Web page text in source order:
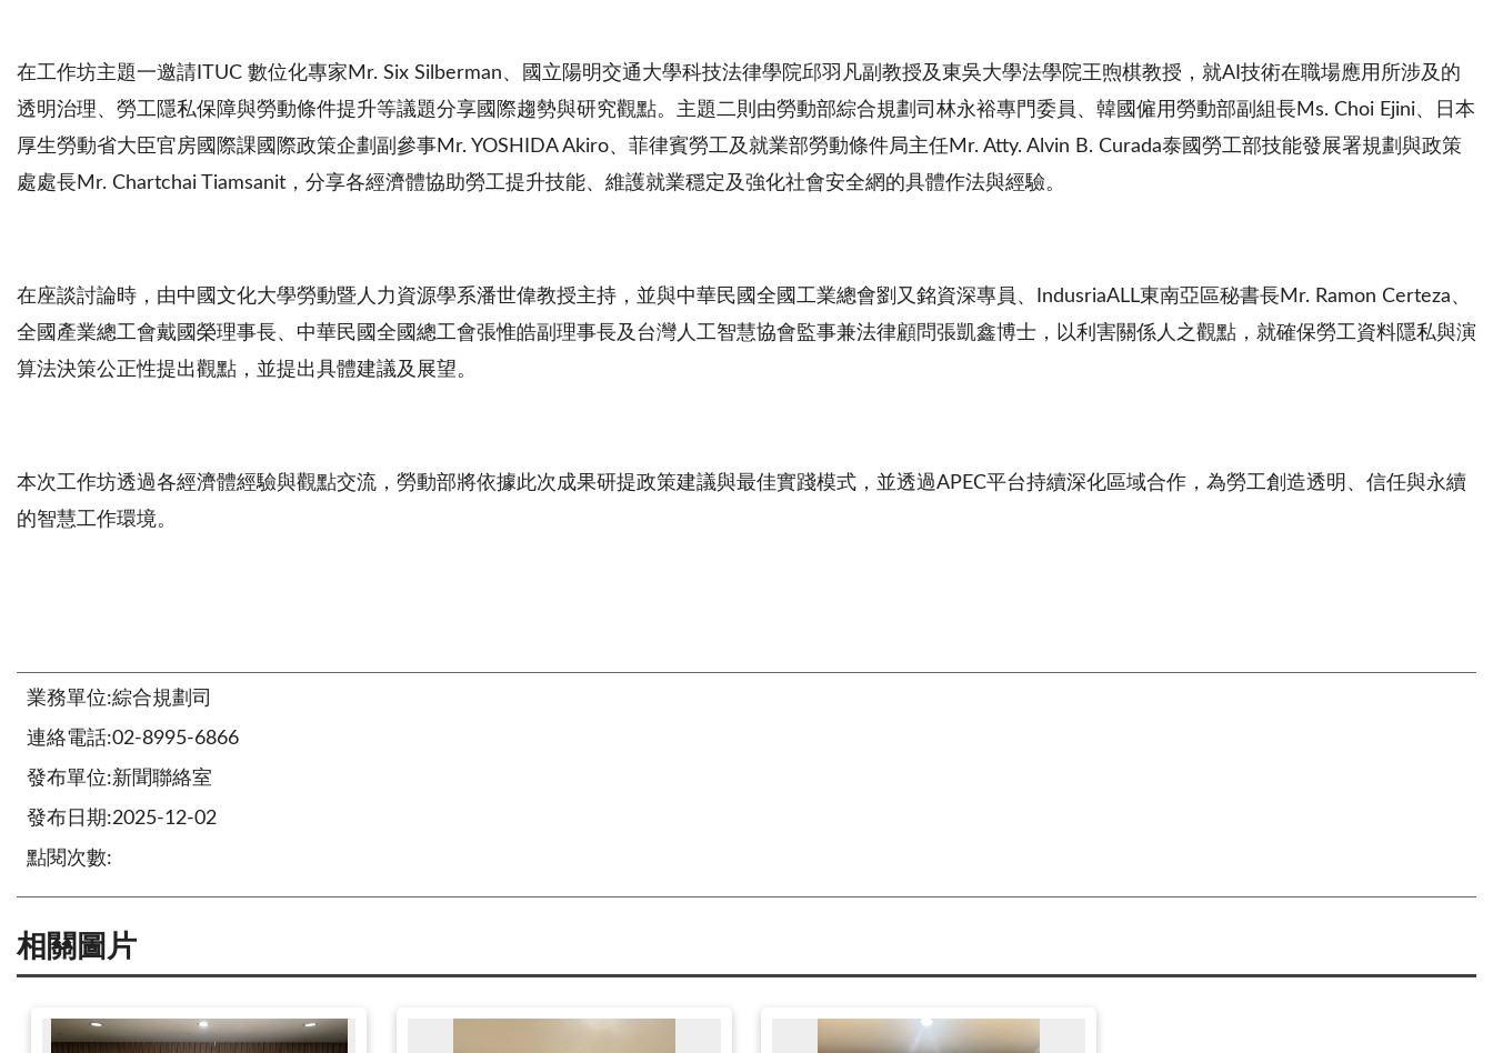
在工作坊主題一邀請ITUC 數位化專家Mr. Six Silberman、國立陽明交通大學科技法律學院邱羽凡副教授及東吳大學法學院王煦棋教授，就AI技術在職場應用所涉及的
透明治理、勞工隱私保障與勞動條件提升等議題分享國際趨勢與研究觀點。主題二則由勞動部綜合規劃司林永裕專門委員、韓國僱用勞動部副組長Ms. Choi Ejini、日本
厚生勞動省大臣官房國際課國際政策企劃副參事Mr. YOSHIDA Akiro、菲律賓勞工及就業部勞動條件局主任Mr. Atty. Alvin B. Curada泰國勞工部技能發展署規劃與政策
處處長Mr. Chartchai Tiamsanit，分享各經濟體協助勞工提升技能、維護就業穩定及強化社會安全網的具體作法與經驗。
在座談討論時，由中國文化大學勞動暨人力資源學系潘世偉教授主持，並與中華民國全國工業總會劉又銘資深專員、IndusriaALL東南亞區秘書長Mr. Ramon Certeza、
全國產業總工會戴國榮理事長、中華民國全國總工會張惟皓副理事長及台灣人工智慧協會監事兼法律顧問張凱鑫博士，以利害關係人之觀點，就確保勞工資料隱私與演
算法決策公正性提出觀點，並提出具體建議及展望。
本次工作坊透過各經濟體經驗與觀點交流，勞動部將依據此次成果研提政策建議與最佳實踐模式，並透過APEC平台持續深化區域合作，為勞工創造透明、信任與永續
的智慧工作環境。
業務單位:綜合規劃司
連絡電話:02-8995-6866
發布單位:新聞聯絡室
發布日期:2025-12-02
點閱次數:
相關圖片